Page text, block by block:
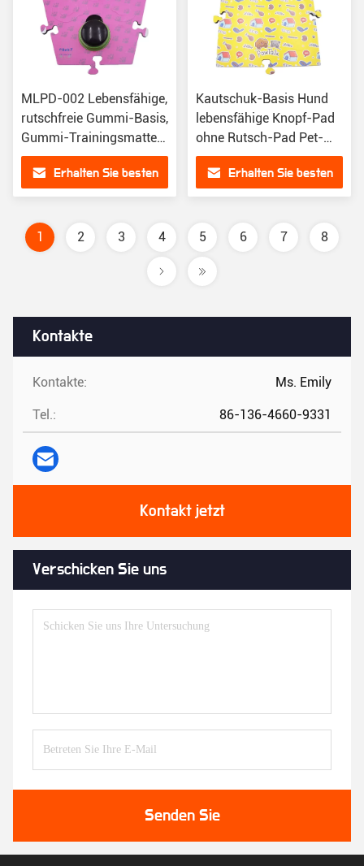
Kontakte
Kontakte: Ms. Emily
Tel.: 86-136-4660-9331
Kontakt jetzt
Verschicken Sie uns
Senden Sie
MLPD-002 Lebensfähige,
rutschfreie Gummi-Basis,
Gummi-Trainingsmatte
für Hunde, Pet-Matte für
HundeErhalten Sie besten
Kautschuk-Basis Hund
lebensfähige Knopf-Pad
ohne Rutsch-Pad Pet-
Training Pad
Erhalten Sie besten
1 2 3 4 5 6 7 8